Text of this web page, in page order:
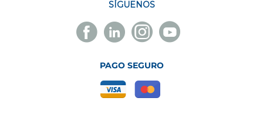
SÍGUENOS
Facebook
Novelec
Linkedin
Novelec
Instagram
Novelec
Youtube
Novelec
PAGO SEGURO